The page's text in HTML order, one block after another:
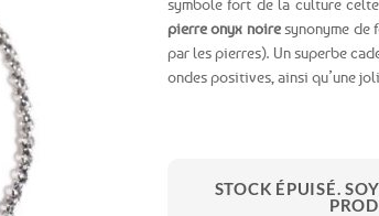
symbole fort de la culture
pierre onyx noiresynonyme de
par les pierres). Un superbe
ondes positives, ainsi qu’une
STOCK ÉPUISÉ.